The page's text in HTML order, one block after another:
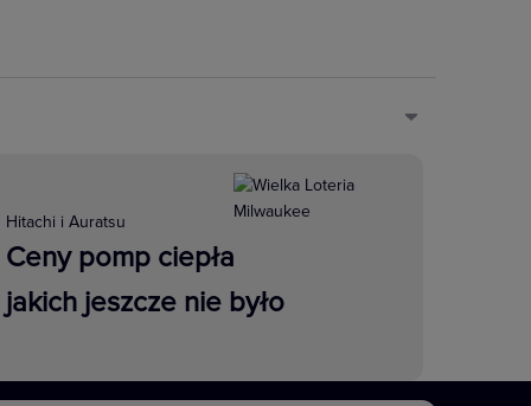
komfortu, bezpieczeństwa i
zapewnia optymalną
Hitachi i Auratsu
Ceny pomp ciepła
jakich jeszcze nie było